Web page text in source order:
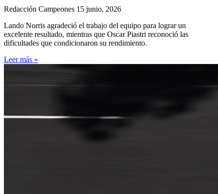
Redacción Campeones 15 junio, 2026
Lando Norris agradeció el trabajo del equipo para lograr un
excelente resultado, mientras que Oscar Piastri reconoció las
dificultades que condicionaron su rendimiento.
Leer más »